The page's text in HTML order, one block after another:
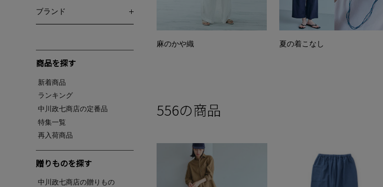
ブランド
商品を探す
新着商品
ランキング
中川政七商店の定番品
特集一覧
再入荷商品
贈りものを探す
中川政七商店の贈りもの
麻のかや織 夏の着こなし
556の商品